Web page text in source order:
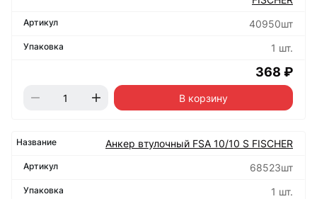
40950шт
1 шт.
368 ₽
В корзину
Анкер втулочный FSA 10/10 S FISCHER
68523шт
1 шт.